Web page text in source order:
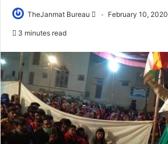
TheJanmat Bureau February 10, 2020
3 minutes read